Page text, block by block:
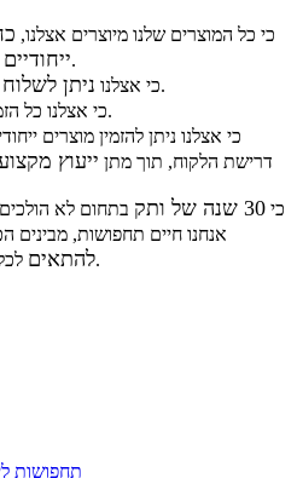
כי כל המוצרים שלנו מיוצרים אצלנו,
ייחודייםומותאמים לקהל הישראלי.
כי אצלנו ניתן
בארץ ובעולם.
כי אצלנו כל.
כי אצלנו ניתן להזמין מוצרים
דרישת הלקוח, תוך מתן ייעוץ
כי 30 שנה של ותק בתחום לא
אנחנו חיים תחפושות, מבינים
להתאיםלכל אחד מה שהכי מתאים לו.
תחפושות